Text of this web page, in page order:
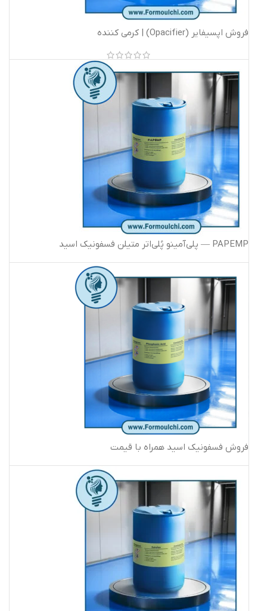
فروش اپسیفایر (Opacifier) | کرمی کننده
PAPEMP — پلی‌آمینو پُلی‌اتر متیلن فسفونیک اسید
فروش فسفونیک اسید همراه با قیمت